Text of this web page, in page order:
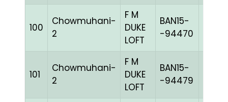
100
Chowmuhani-
2
F M
DUKE
LOFT
BAN15-
-94470
101
Chowmuhani-
2
F M
DUKE
LOFT
BAN15-
-94479